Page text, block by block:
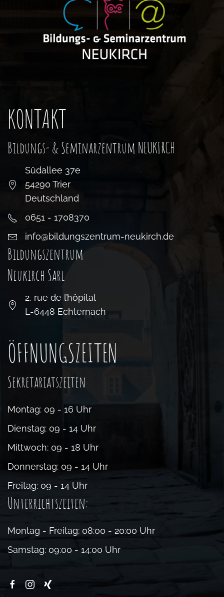
KONTAKT
Bildungs- & Seminarzentrum NEUKIRCH
Südallee 37e
54290 Trier
Deutschland
0651 - 1708370
info@bildungszentrum-neukirch.de
Bildungszentrum
Neukirch Sarl
2, rue de l’hôpital
L-6448 Echternach
ÖFFNUNGSZEITEN
Sekretariatszeiten
Montag: 09 - 16 Uhr
Dienstag: 09 - 14 Uhr
Mittwoch: 09 - 18 Uhr
Donnerstag: 09 - 14 Uhr
Freitag: 09 - 14 Uhr
Unterrichtszeiten:
Montag - Freitag: 08:00 - 20:00 Uhr
Samstag: 09:00 - 14:00 Uhr